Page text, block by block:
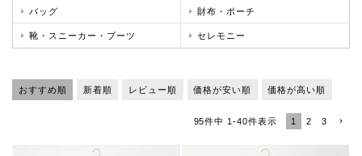
バッグ 財布・ポーチ
靴・スニーカー・ブーツ セレモニー
おすすめ順 新着順 レビュー順 価格が安い順 価格が高い順
95件中 1-40件表示 1 2 3